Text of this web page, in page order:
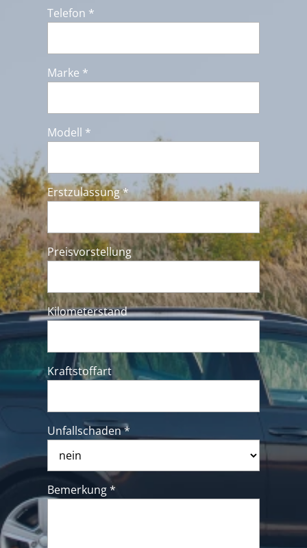
Telefon *
Marke *
Modell *
Erstzulassung *
Preisvorstellung
Kilometerstand
Kraftstoffart
Unfallschaden *
Bemerkung *